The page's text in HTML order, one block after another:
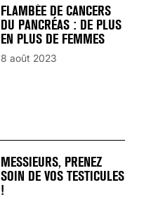
FLAMBÉE DE CANCERS
DU PANCRÉAS : DE PLUS
EN PLUS DE FEMMES
8 août 2023
MESSIEURS, PRENEZ
SOIN DE VOS TESTICULES
!